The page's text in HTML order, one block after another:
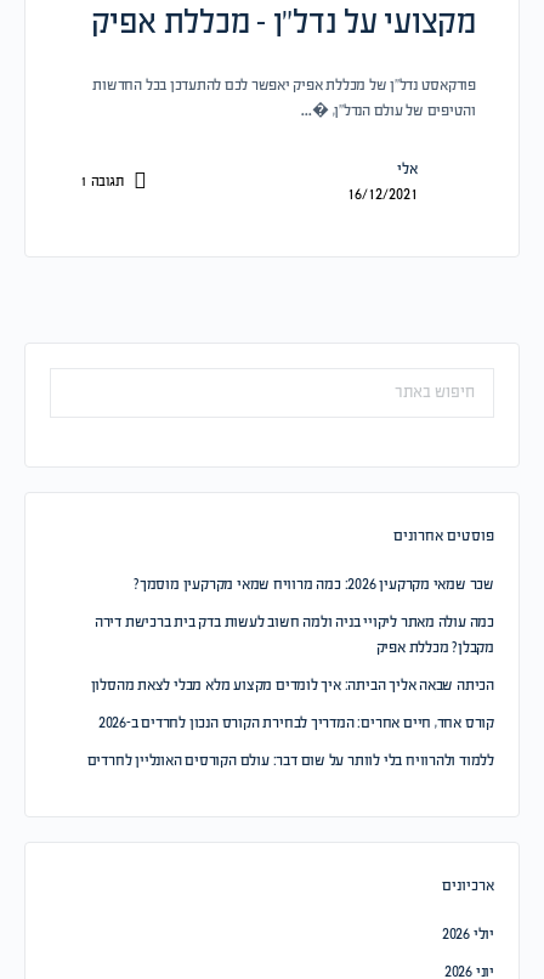
מקצועי על נדל”ן – מכללת אפיק
פודקאסט נדל”ן של מכללת אפיק יאפשר לכם להתעדכן בכל החדשות
והטיפים של עולם הנדל”ן, �…
אלי
16/12/2021
תגובה
חיפוש:
פוסטים אחרונים
שכר שמאי מקרקעין 2026: כמה מרוויח שמאי מקרקעין מוסמך?
כמה עולה מאתר ליקויי בניה ולמה חשוב לעשות בדק בית ברכישת דירה
מקבלן? מכללת אפיק
הכיתה שבאה אליך הביתה: איך לומדים מקצוע מלא מבלי לצאת מהסלון
קורס אחד, חיים אחרים: המדריך לבחירת הקורס הנכון לחרדים ב-2026
ללמוד ולהרוויח בלי לוותר על שום דבר: עולם הקורסים האונליין לחרדים
ארכיונים
יולי 2026
יוני 2026